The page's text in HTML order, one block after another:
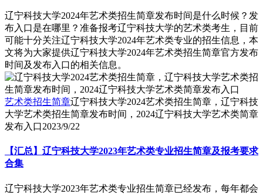
辽宁科技大学2024年艺术类招生简章发布时间是什么时候？发
布入口是在哪里？准备报考辽宁科技大学的艺术类考生，目前
可能十分关注辽宁科技大学2024年艺术类专业的招生信息，本
文将为大家提供辽宁科技大学2024年艺术类招生简章官方发布
时间及发布入口的相关信息。
艺术类招生简章辽宁科技大学2024艺术类招生简章，辽宁科技
大学艺术类招生简章发布时间，2024辽宁科技大学艺术类简章
发布入口2023/9/22
【汇总】辽宁科技大学2023年艺术类专业招生简章及报考要求
合集
辽宁科技大学2023年艺术类专业招生简章已经发布，每年都会